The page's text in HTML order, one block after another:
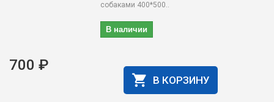
собаками 400*500..
В наличии
700 ₽
В КОРЗИНУ